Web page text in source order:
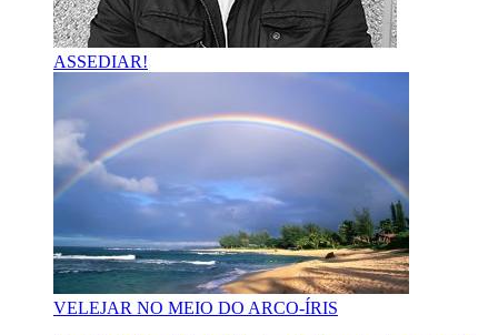
ASSEDIAR!
VELEJAR NO MEIO DO ARCO-ÍRIS